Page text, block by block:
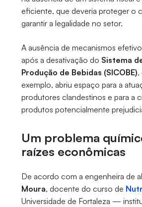
eficiente, que deveria proteger o
garantir a legalidade no setor.
A ausência de mecanismos
após a desativação do Sistema
Produção de Bebidas (SICOBE),
exemplo, abriu espaço para a
produtores clandestinos e para a
produtos potencialmente
Um problema
raízes econômicas
De acordo com a engenheira de
Moura, docente do curso de
Universidade de Fortaleza —